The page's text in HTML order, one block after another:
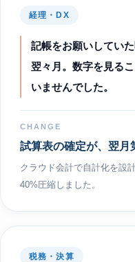
経理・DX
記帳をお願いしてい
翌々月。数字を見る
いませんでした。
CHANGE
試算表の確定が、翌月
クラウド会計で自計化を設
40%圧縮しました。
税務・決算